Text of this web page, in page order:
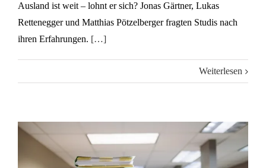
Ausland ist weit – lohnt er sich? Jonas Gärtner, Lukas
Rettenegger und Matthias Pötzelberger fragten Studis nach
ihren Erfahrungen. […]
Weiterlesen